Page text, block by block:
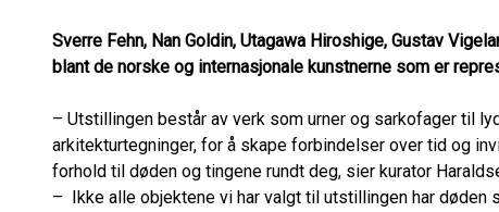
Sverre Fehn, Nan Goldin, Utagawa Hiroshige, Gustav
blant de norske og internasjonale kunstnerne som er
– Utstillingen består av verk som urner og sarkofager til
arkitekturtegninger, for å skape forbindelser over tid og
forhold til døden og tingene rundt deg, sier kurator
– Ikke alle objektene vi har valgt til utstillingen har døden